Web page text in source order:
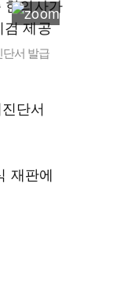
서 발급
단서
재판에